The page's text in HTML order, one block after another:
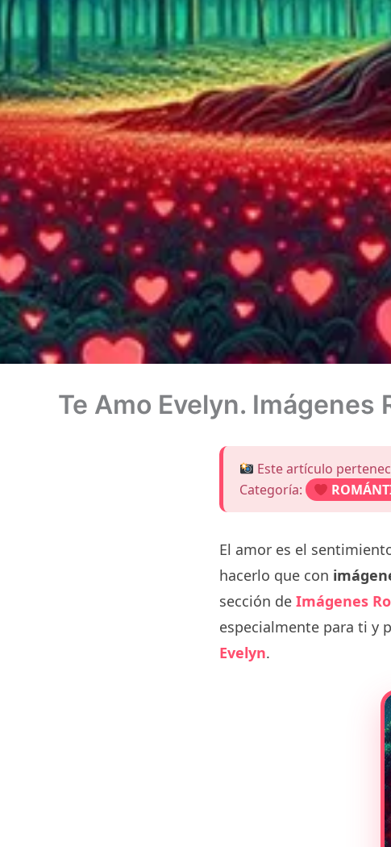
Te Amo Evelyn.
Este artículo
Categoría:
El amor es el
hacerlo que con
sección de Imágenes
especialmente para ti y
Evelyn.